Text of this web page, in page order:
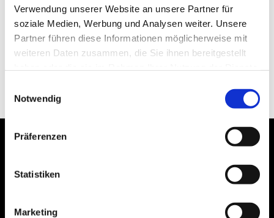
Verwendung unserer Website an unsere Partner für
soziale Medien, Werbung und Analysen weiter. Unsere
Partner führen diese Informationen möglicherweise mit
weiteren Daten zusammen, die Sie ihnen bereitgestellt
Notwendig
Präferenzen
Statistiken
Marketing